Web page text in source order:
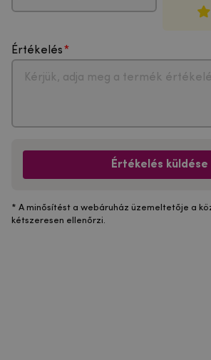
Értékelés
Értékelés küldése
* A minősítést a webáruház üzemeltetője a
kétszeresen ellenőrzi.